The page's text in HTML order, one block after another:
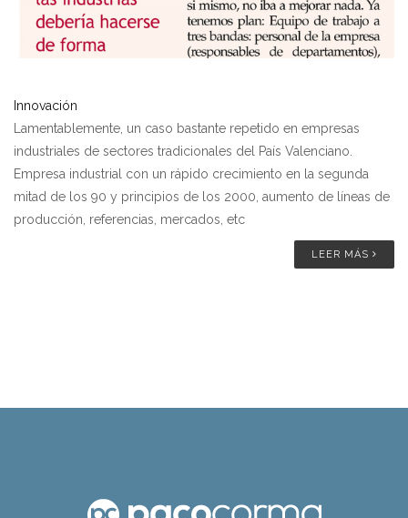
Innovación
Lamentablemente, un caso bastante repetido en empresas
industriales de sectores tradicionales del País Valenciano.
Empresa industrial con un rápido crecimiento en la segunda
mitad de los 90 y principios de los 2000, aumento de líneas de
producción, referencias, mercados, etc
LEER MÁS